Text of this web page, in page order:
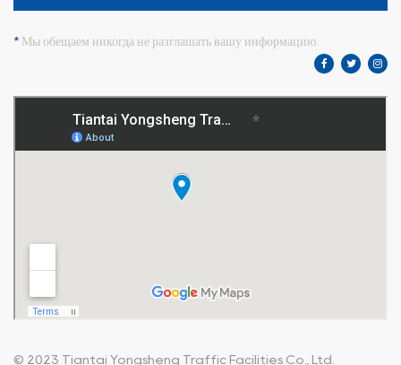
* Мы обещаем никогда не разглашать вашу информацию.
© 2023 Tiantai Yongsheng Traffic Facilities Co., Ltd.